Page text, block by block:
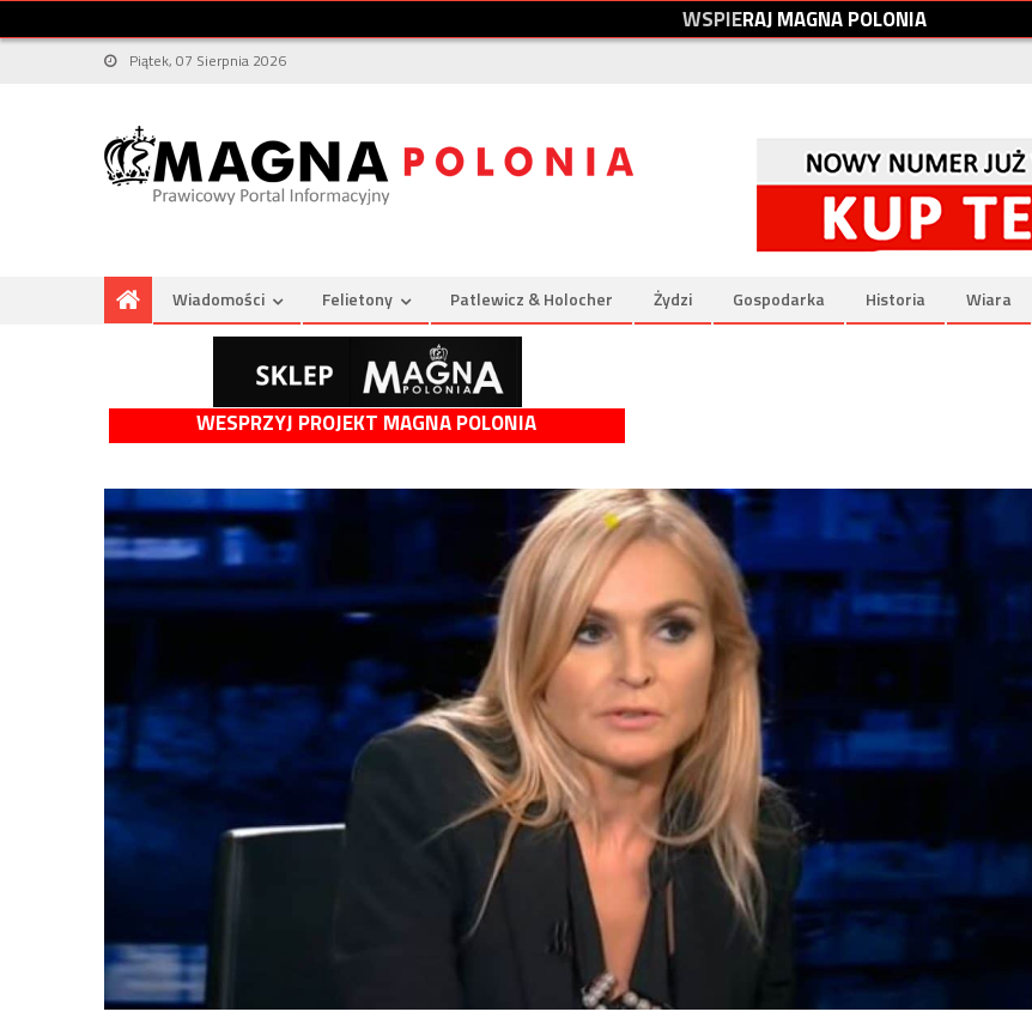
WSPIERAJMAGNAPOLONIA
Piątek, 07 Sierpnia 2026
Wiadomości Felietony Patlewicz & Holocher Żydzi Gospodarka Historia Wiara
WESPRZYJ PROJEKT MAGNA POLONIA